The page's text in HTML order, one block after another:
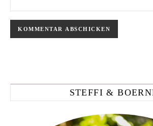
STEFFI &